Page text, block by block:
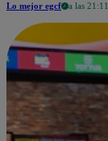
Lo mejor egcf a las 21:11